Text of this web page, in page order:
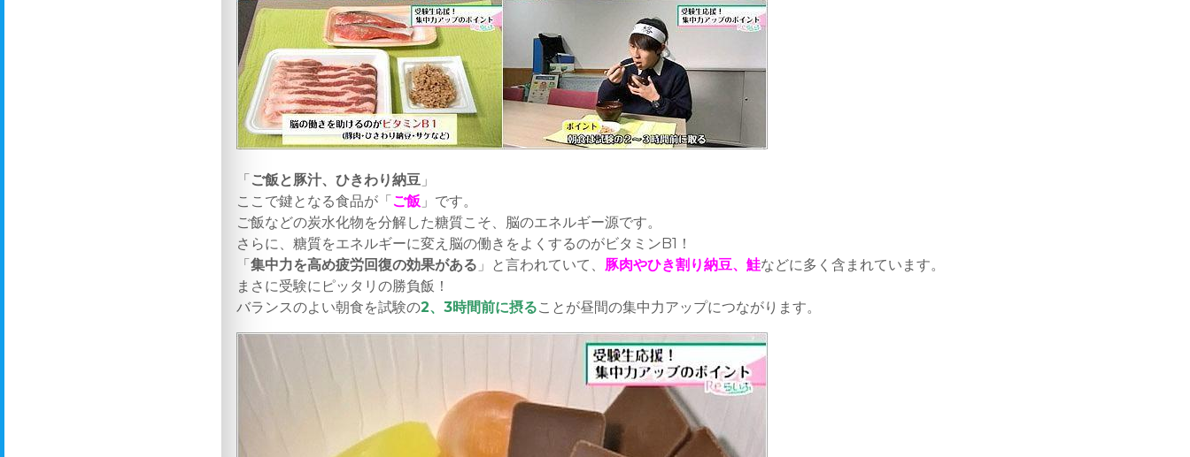
「 ご飯と豚汁、ひきわり納豆 」
ここで鍵となる食品が「 ご飯 」です。
ご飯などの炭水化物を分解した糖質こそ、脳のエネルギー源です。
さらに、糖質をエネルギーに変え脳の働きをよくするのがビタミンB1！
「 集中力を高め疲労回復の効果がある 」と言われていて、 豚肉やひき割り納豆、鮭などに多く含まれています。
まさに受験にピッタリの勝負飯！
バランスのよい朝食を試験の2、3時間前に摂ることが昼間の集中力アップにつながります。